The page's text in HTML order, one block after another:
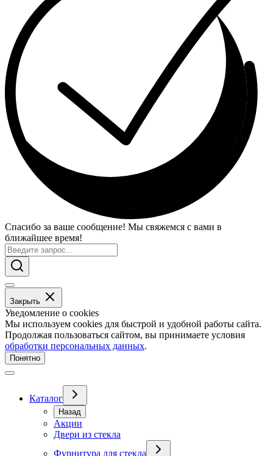
Спасибо за ваше сообщение! Мы свяжемся с вами в
ближайшее время!
Закрыть
Уведомление о cookies
Мы используем cookies для быстрой и удобной работы сайта.
Продолжая пользоваться сайтом, вы принимаете условия
обработки персональных данных.
Понятно
Каталог
Назад
Акции
Двери из стекла
Фурнитура для стекла